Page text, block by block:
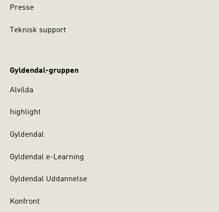
Presse
Teknisk support
Gyldendal-gruppen
Alvilda
highlight
Gyldendal
Gyldendal e-Learning
Gyldendal Uddannelse
Konfront